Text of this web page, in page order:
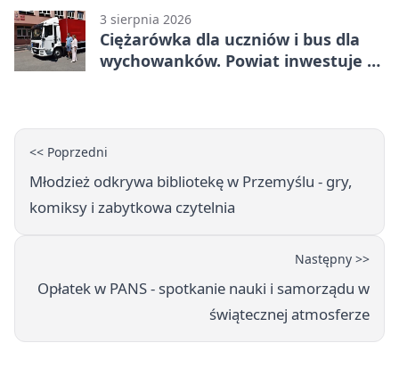
3 sierpnia 2026
Ciężarówka dla uczniów i bus dla
wychowanków. Powiat inwestuje w
<< Poprzedni
Młodzież odkrywa bibliotekę w Przemyślu - gry,
komiksy i zabytkowa czytelnia
Następny >>
Opłatek w PANS - spotkanie nauki i samorządu w
świątecznej atmosferze